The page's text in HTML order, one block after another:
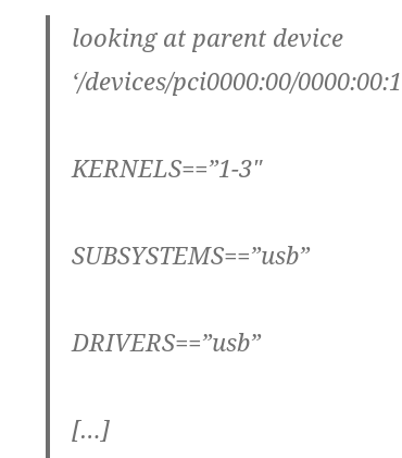
looking at parent device
‘/devices/pci0000:00/
KERNELS==”1-3″
SUBSYSTEMS==”usb”
DRIVERS==”usb”
[…]